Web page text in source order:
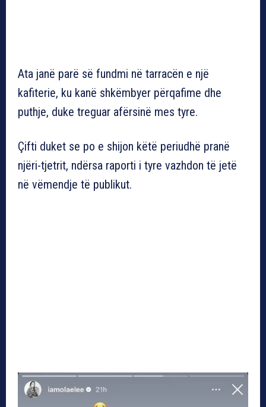
Ata janë parë së fundmi në tarracën e një
kafiterie, ku kanë shkëmbyer përqafime dhe
puthje, duke treguar afërsinë mes tyre.
Çifti duket se po e shijon këtë periudhë pranë
njëri-tjetrit, ndërsa raporti i tyre vazhdon të jetë
në vëmendje të publikut.